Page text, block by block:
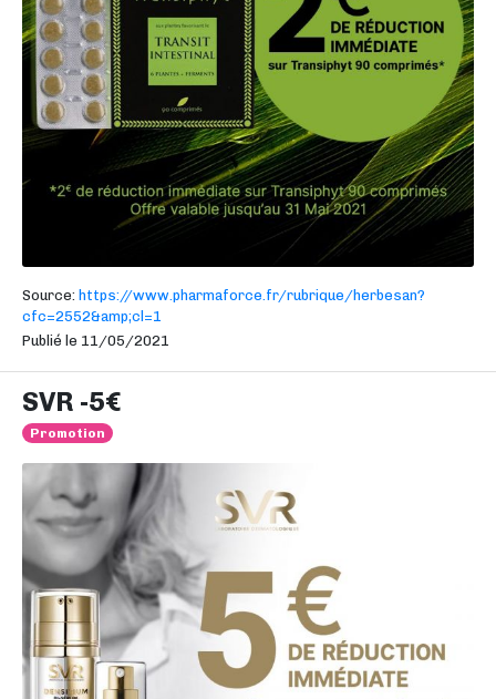
Source: https://www.pharmaforce.fr/rubrique/herbesan?
cfc=2552&amp;cl=1
Publié le 11/05/2021
SVR -5€
Promotion